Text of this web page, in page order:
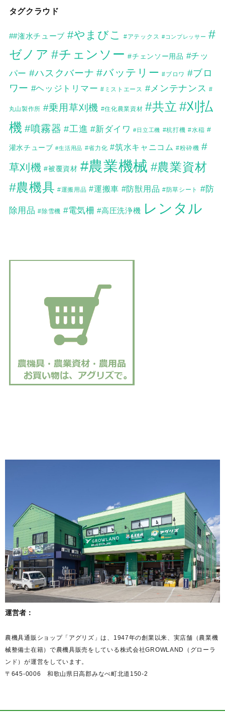
タグクラウド
##潅水チューブ #やまびこ #アテックス #コンプレッサー #
ゼノア #チェンソー #チェンソー用品 #チッ
パー #ハスクバーナ #バッテリー #ブロワ #ブロ
ワー #ヘッジトリマー #ミストエース #メンテナンス #
丸山製作所 #乗用草刈機 #住化農業資材 #共立 #刈払
機 #噴霧器 #工進 #新ダイワ #日立工機 #杭打機 #水稲 #
灌水チューブ #生活用品 #省力化 #筑水キャニコム #粉砕機 #
草刈機 #被覆資材 #農業機械 #農業資材
#農機具 #運搬用品 #運搬車 #防獣用品 #防草シート #防
除用品 #除雪機 #電気柵 #高圧洗浄機 レンタル
運営者：
農機具通販ショップ「アグリズ」は、1947年の創業以来、実店舗（農業機
械整備士在籍）で農機具販売をしている株式会社GROWLAND（グローラ
ンド）が運営をしています。
〒645-0006 和歌山県日高郡みなべ町北道150-2